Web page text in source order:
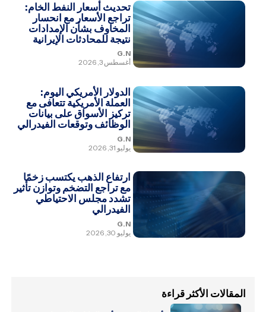
تحديث أسعار النفط الخام:
تراجع الأسعار مع انحسار
المخاوف بشأن الإمدادات
نتيجة للمحادثات الإيرانية
G.N
أغسطس 3, 2026
الدولار الأمريكي اليوم:
العملة الأمريكية تتعافى مع
تركيز الأسواق على بيانات
الوظائف وتوقعات الفيدرالي
G.N
يوليو 31, 2026
ارتفاع الذهب يكتسب زخمًا
مع تراجع التضخم وتوازن تأثير
تشدد مجلس الاحتياطي
الفيدرالي
G.N
يوليو 30, 2026
المقالات الأكثر قراءة